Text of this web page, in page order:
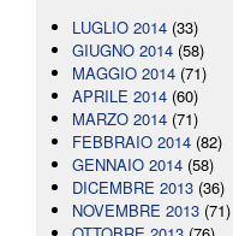
LUGLIO 2014 (33)
GIUGNO 2014 (58)
MAGGIO 2014 (71)
APRILE 2014 (60)
MARZO 2014 (71)
FEBBRAIO 2014 (82)
GENNAIO 2014 (58)
DICEMBRE 2013 (36)
NOVEMBRE 2013 (71)